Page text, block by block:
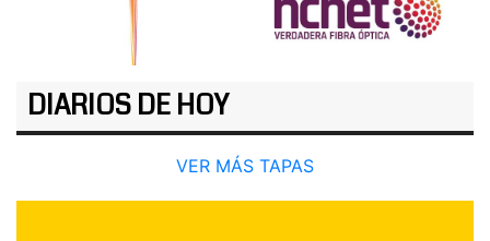
DIARIOS DE HOY
VER MÁS TAPAS